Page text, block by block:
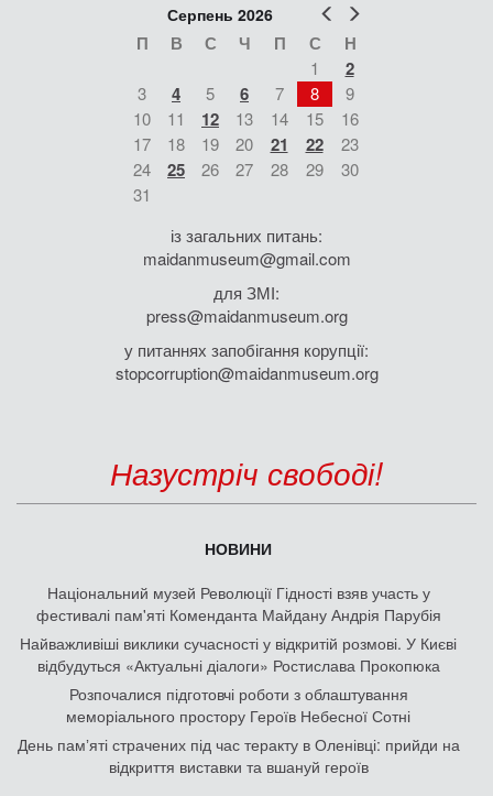
Попер
Серпень 2026
П В С Ч П С Н
1 2
3 4 5 6 7 8
9
10
11 12 13 14 15
16
17
18 19 20 21 22
23
24
25 26 27 28 29
30
31
із загальних питань:
maidanmuseum@gmail.com
для ЗМІ:
press@maidanmuseum.org
у питаннях запобігання корупції:
stopcorruption@maidanmuseum.org
Назустріч свободі!
НОВИНИ
Національний музей Революції Гідності взяв участь у
фестивалі пам'яті Коменданта Майдану Андрія Парубія
Найважливіші виклики сучасності у відкритій розмові. У Києві
відбудуться «Актуальні діалоги» Ростислава Прокопюка
Розпочалися підготовчі роботи з облаштування
меморіального простору Героїв Небесної Сотні
День памʼяті страчених під час теракту в Оленівці: прийди на
відкриття виставки та вшануй героїв